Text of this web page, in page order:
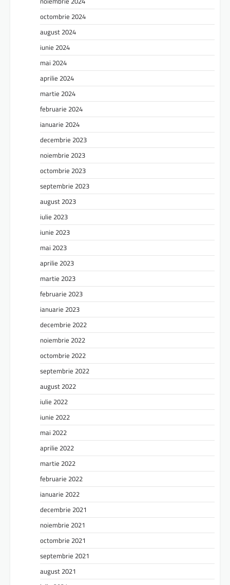
octombrie 2024
august 2024
iunie 2024
mai 2024
aprilie 2024
martie 2024
februarie 2024
ianuarie 2024
decembrie 2023
noiembrie 2023
octombrie 2023
septembrie 2023
august 2023
iulie 2023
iunie 2023
mai 2023
aprilie 2023
martie 2023
februarie 2023
ianuarie 2023
decembrie 2022
noiembrie 2022
octombrie 2022
septembrie 2022
august 2022
iulie 2022
iunie 2022
mai 2022
aprilie 2022
martie 2022
februarie 2022
ianuarie 2022
decembrie 2021
noiembrie 2021
octombrie 2021
septembrie 2021
august 2021